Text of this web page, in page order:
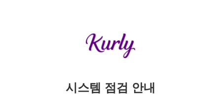
시스템 점검 안내